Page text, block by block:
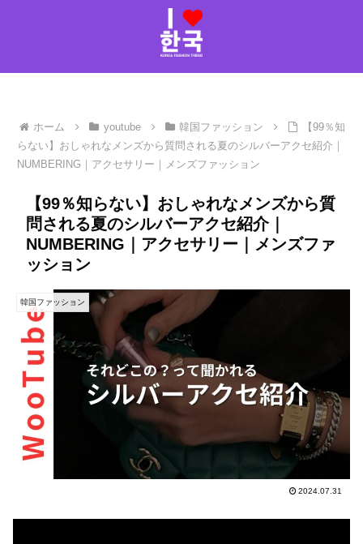
ホーム youtube 韓国ファッション
【99％知
らない】おしゃれなメンズから質問される夏のシルバーアクセ紹介｜
NUMBERING｜アクセサリー｜メンズファッション
【99％知らない】おしゃれなメンズから質
問される夏のシルバーアクセ紹介｜
NUMBERING｜アクセサリー｜メンズファ
ッション
韓国ファッション
2024.07.31